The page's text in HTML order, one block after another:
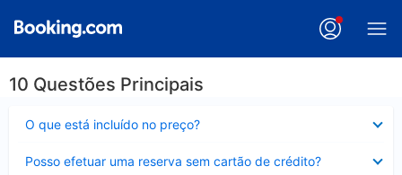
10 Questões Principais
O que está incluído no preço?
fechado
Posso efetuar uma reserva sem cartão de crédito?
fechado